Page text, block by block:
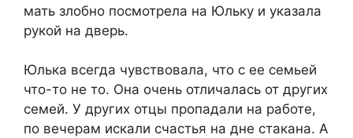
мать злобно посмотрела на Юльку и указала
рукой на дверь.
Юлька всегда чувствовала, что с ее семьей
что-то не то. Она очень отличалась от других
семей. У других отцы пропадали на работе,
по вечерам искали счастья на дне стакана. А